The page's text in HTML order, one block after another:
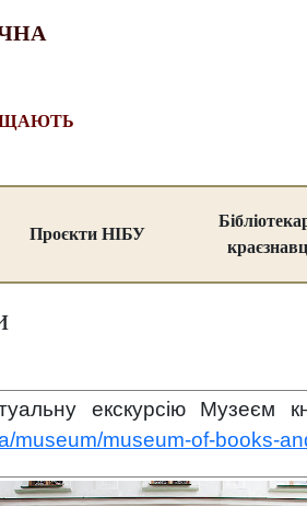
Проєкти НІБУ
екскурсію Музеєм
museum/museum-of-books-